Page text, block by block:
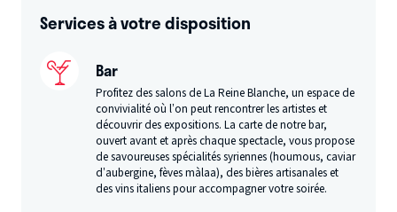
Services à votre disposition
Bar
Profitez des salons de La Reine Blanche, un espace de
convivialité où l’on peut rencontrer les artistes et
découvrir des expositions. La carte de notre bar,
ouvert avant et après chaque spectacle, vous propose
de savoureuses spécialités syriennes (houmous, caviar
d’aubergine, fèves màlaa), des bières artisanales et
des vins italiens pour accompagner votre soirée.